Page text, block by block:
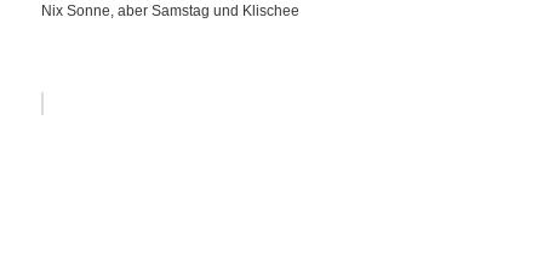
Nix Sonne, aber Samstag und Klischee